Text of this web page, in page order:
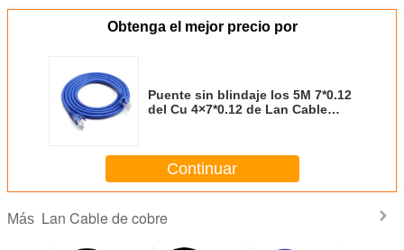
Obtenga el mejor precio por
Puente sin blindaje los 5M 7*0.12
del Cu 4×7*0.12 de Lan Cable
Continuar
Más Lan Cable de cobre